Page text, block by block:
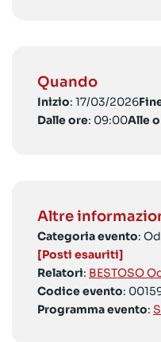
Quando
Inizio: 17/03/2026
Dalle ore: 09:00Alle
Altre
Categoria evento:
[Posti esauriti]
Relatori: BESTOSO
Codice evento:
Programma evento: